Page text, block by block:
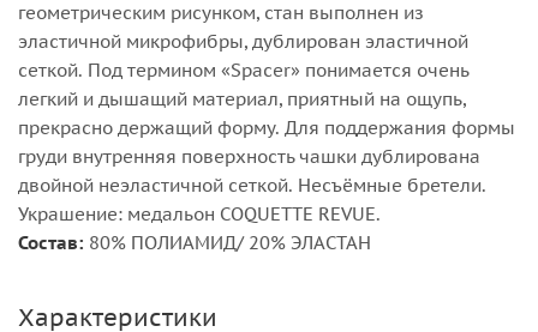
геометрическим рисунком, стан выполнен из
эластичной микрофибры, дублирован эластичной
сеткой. Под термином «Spacer» понимается очень
легкий и дышащий материал, приятный на ощупь,
прекрасно держащий форму. Для поддержания формы
груди внутренняя поверхность чашки дублирована
двойной неэластичной сеткой. Несъёмные бретели.
Украшение: медальон COQUETTE REVUE.
Состав: 80% ПОЛИАМИД/ 20% ЭЛАСТАН
Характеристики